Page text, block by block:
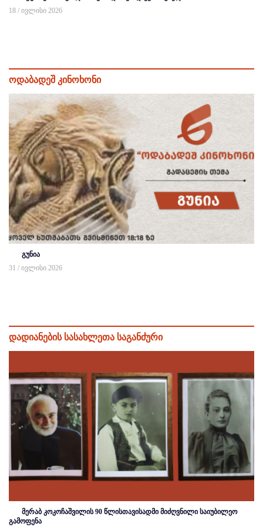
18 / ივლისი 2026
ოდაბადეშ კინოხონი
გუნია
31 / ივლისი 2026
დადიანების სასახლეთა საგანძური
მერაბ კოკოჩაშვილის 90 წლისთავისადმი მიძღვნილი საიუბილეო
გამოფენა